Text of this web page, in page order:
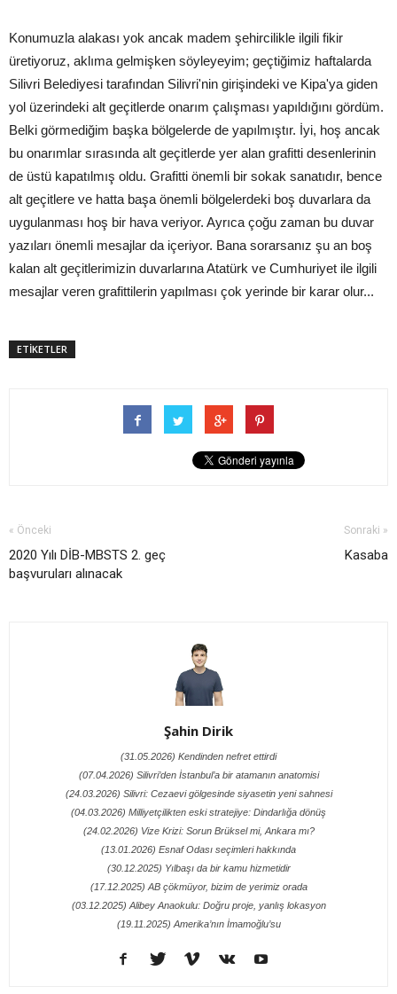
Konumuzla alakası yok ancak madem şehircilikle ilgili fikir
üretiyoruz, aklıma gelmişken söyleyeyim; geçtiğimiz haftalarda
Silivri Belediyesi tarafından Silivri'nin girişindeki ve Kipa'ya giden
yol üzerindeki alt geçitlerde onarım çalışması yapıldığını gördüm.
Belki görmediğim başka bölgelerde de yapılmıştır. İyi, hoş ancak
bu onarımlar sırasında alt geçitlerde yer alan grafitti desenlerinin
de üstü kapatılmış oldu. Grafitti önemli bir sokak sanatıdır, bence
alt geçitlere ve hatta başa önemli bölgelerdeki boş duvarlara da
uygulanması hoş bir hava veriyor. Ayrıca çoğu zaman bu duvar
yazıları önemli mesajlar da içeriyor. Bana sorarsanız şu an boş
kalan alt geçitlerimizin duvarlarına Atatürk ve Cumhuriyet ile ilgili
mesajlar veren grafittilerin yapılması çok yerinde bir karar olur...
ETİKETLER
« Önceki
2020 Yılı DİB-MBSTS 2. geç
başvuruları alınacak
Sonraki »
Kasaba
Şahin Dirik
(31.05.2026) Kendinden nefret ettirdi
(07.04.2026) Silivri’den İstanbul’a bir atamanın anatomisi
(24.03.2026) Silivri: Cezaevi gölgesinde siyasetin yeni sahnesi
(04.03.2026) Milliyetçilikten eski stratejiye: Dindarlığa dönüş
(24.02.2026) Vize Krizi: Sorun Brüksel mi, Ankara mı?
(13.01.2026) Esnaf Odası seçimleri hakkında
(30.12.2025) Yılbaşı da bir kamu hizmetidir
(17.12.2025) AB çökmüyor, bizim de yerimiz orada
(03.12.2025) Alibey Anaokulu: Doğru proje, yanlış lokasyon
(19.11.2025) Amerika’nın İmamoğlu’su